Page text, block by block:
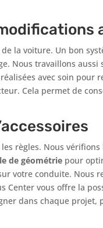
la voiture. Un bon
Nous travaillons aussi
avec soin pour
Cela permet de
règles. Nous
de géométrie pour
votre conduite.
Center vous offre la
dans chaque projet,